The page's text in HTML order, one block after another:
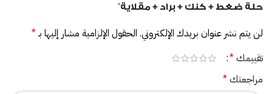
حلة ضغط + كنك + براد + مقلاية”
لن يتم نشر عنوان بريدك الإلكتروني. الحقول الإلزامية مشار إليها بـ*
تقييمك*
مراجعتك*